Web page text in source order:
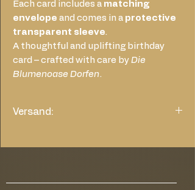
Each card includes a matching
envelope and comes in a protective
transparent sleeve.
A thoughtful and uplifting birthday
card – crafted with care by Die
Blumenoase Dorfen.
Versand:
Versandkosten von 1,45€